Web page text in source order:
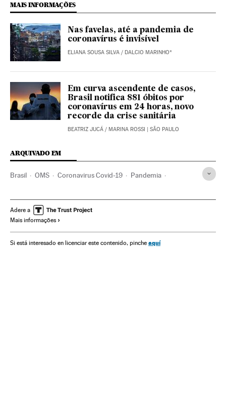
MAIS INFORMAÇÕES
Nas favelas, até a pandemia de
coronavírus é invisível
ELIANA SOUSA SILVA / DALCIO MARINHO*
Em curva ascendente de casos,
Brasil notifica 881 óbitos por
coronavírus em 24 horas, novo
recorde da crise sanitária
BEATRIZ JUCÁ / MARINA ROSSI | SÃO PAULO
ARQUIVADO EM
Brasil OMS Coronavirus Covid-19 Pandemia
Ministério Saúde AGU Ministério Público Federal
Polícia Federal
Adere a
Mais informações
Si está interesado en licenciar este contenido, pinche aquí